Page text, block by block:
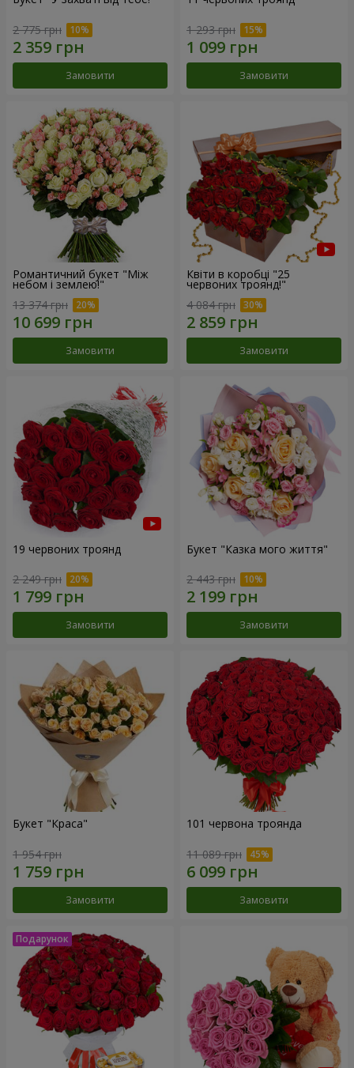
2 775 грн
Замовити
1 293 грн
Замовити
Романтичний букет "Між
небом і землею!"
13 374 грн
Замовити
Квіти в коробці "25
червоних троянд!"
4 084 грн
Замовити
19 червоних троянд
2 249 грн
Замовити
Букет "Казка мого життя"
2 443 грн
Замовити
Букет "Краса"
1 954 грн
Замовити
101 червона троянда
11 089 грн
Замовити